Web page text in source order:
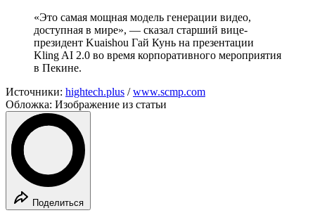
«Это самая мощная модель генерации видео,
доступная в мире», — сказал старший вице-
президент Kuaishou Гай Кунь на презентации
Kling AI 2.0 во время корпоративного мероприятия
в Пекине.
Источники: hightech.plus /www.scmp.com
Обложка: Изображение из статьи
Поделиться